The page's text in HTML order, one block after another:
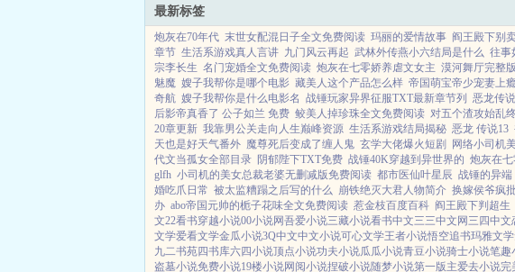
最新标签
炮灰在70年代 末世女配混日子全文免费阅读 玛丽的爱情故事 阎王殿下别
章节 生活系游戏真人言讲 九门风云再起 武林外传燕小六结局是什么 往事
宗李长生 名门宠婚全文免费阅读 炮灰在七零娇养虐文女主 漠河舞厅完整
魅魔 嫂子我帮你是哪个电影 藏美人这个产品怎么样 帝国萌宝帝少宠妻上
奇航 嫂子我帮你是什么电影名 战锤玩家异界征服TXT最新章节列 恶龙传
后影帝真香了 公子如兰 免费 鲛美人掉珍珠全文免费阅读 对五个渣攻始乱
20章更新 我靠男公关走向人生巅峰资源 生活系游戏结局揭秘 恶龙 传说13
天也是好天气番外 魔尊死后变成了缠人鬼 玄学大佬爆火短剧 网络小司机
代文当孤女全部目录 阴郁陛下TXT免费 战锤40K穿越到异世界的 炮灰在
glfh 小司机的美女总裁老婆无删减版免费阅读 都市医仙叶星辰 战锤的异端
婚吃爪日常 被太监糟蹋之后写的什么 崩铁绝灭大君人物简介 换嫁侯爷疯
办 abo帝国元帅的栀子花味全文免费阅读 惹金枝百度百科 阎王殿下判超生
文22看书穿越小说00小说网吾爱小说三藏小说看书中文三三中文网 三四中文
文学爱看文学金瓜小说3Q中文中文小说可心文学王者小说悟空追书玛雅文学
九二书苑四书库六四小说顶点小说功夫小说瓜瓜小说青豆小说骑士小说笔趣
盗墓小说免费小说19楼小说网阅小说捏破小说随梦小说第一版主爱去小说完